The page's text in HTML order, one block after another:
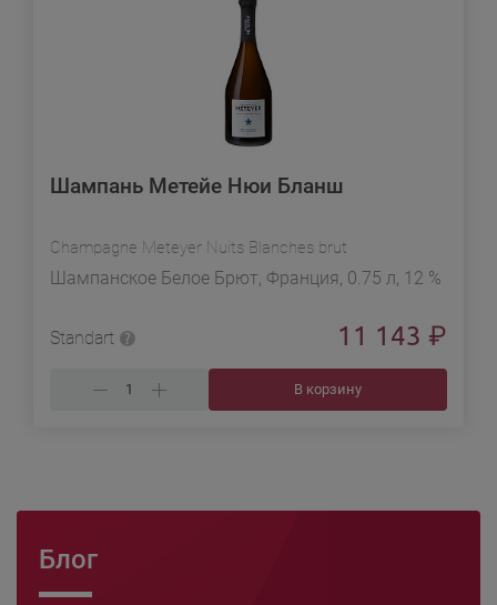
Шампань Метейе Нюи Бланш
Champagne Meteyer Nuits Blanches brut
Шампанское Белое Брют, Франция, 0.75 л, 12 %
Standart 11 143 ₽
В корзину
Блог